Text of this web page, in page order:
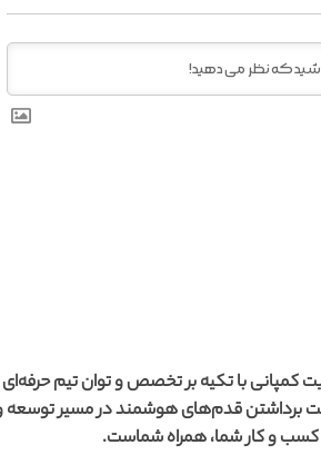
کمپانی با تکیه بر تخصص و توان تیم حرفه‌ای
برداشتن قدم‌های هوشمند در مسیر توسعه
و کار شما، همراه شماست.